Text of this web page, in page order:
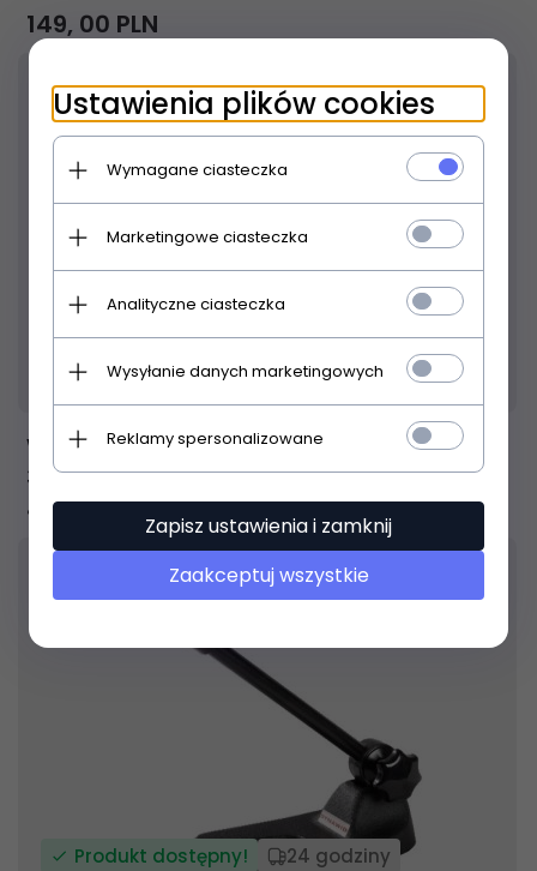
149, 00 PLN
Produkt dostępny! 24 godziny
Widlicki Dynawid Statyw Mikrofonowy SM-
3250
484,00PLN
Produkt dostępny! 24 godziny
Ustawienia plików cookies
Wymagane ciasteczka
Marketingowe ciasteczka
Analityczne ciasteczka
Wysyłanie danych marketingowych
Reklamy spersonalizowane
Zapisz ustawienia i zamknij
Zaakceptuj wszystkie